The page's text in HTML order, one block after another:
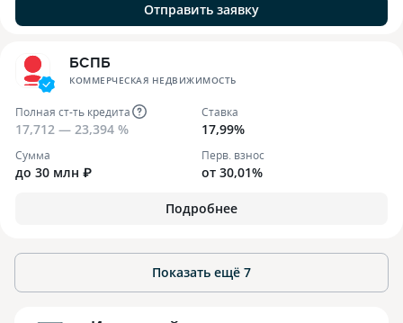
Отправить заявку
БСПБ
КОММЕРЧЕСКАЯ НЕДВИЖИМОСТЬ
Полная ст-ть кредита
17,712 — 23,394 %
Ставка
17,99%
Сумма
до 30 млн ₽
Перв. взнос
от 30,01%
Подробнее
Показать ещё 7